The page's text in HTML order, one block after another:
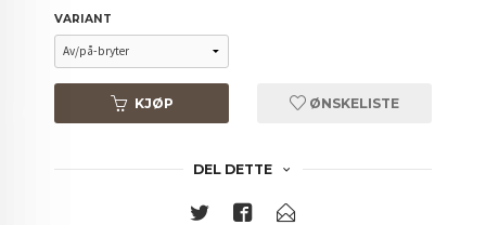
VARIANT
KJØP ØNSKELISTE
DEL DETTE